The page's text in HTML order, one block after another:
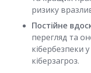
ризику
Постійне
перегляд та
кібербезпеки
кіберзагроз.